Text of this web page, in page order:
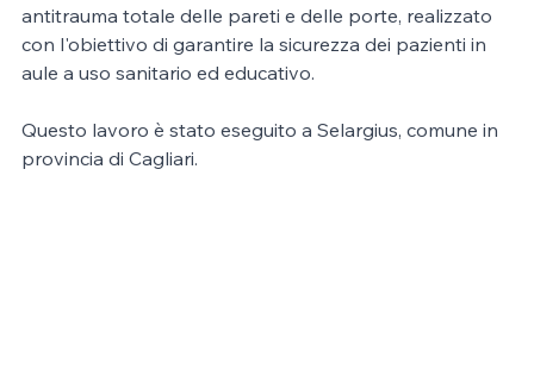
antitrauma totale delle pareti e delle porte, realizzato
con l'obiettivo di garantire la sicurezza dei pazienti in
aule a uso sanitario ed educativo.
Questo lavoro è stato eseguito a Selargius, comune in
provincia di Cagliari.